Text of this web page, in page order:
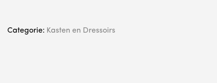
Categorie: Kasten en Dressoirs